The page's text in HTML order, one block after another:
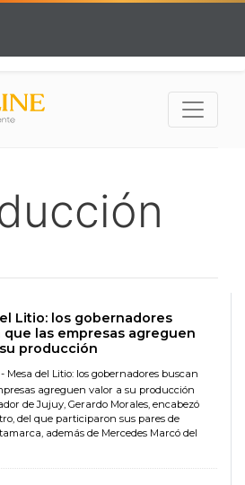
Litio: los gobernadores
que las empresas agreguen
producción
- Mesa del Litio: los gobernadores buscan
agreguen valor a su producción
de Jujuy, Gerardo Morales, encabezó
del que participaron sus pares de
además de Mercedes Marcó del